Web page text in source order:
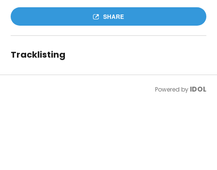
SHARE
Tracklisting
Powered by IDOL